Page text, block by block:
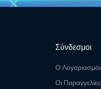
Σύνδεσμοι
Ο
Οι